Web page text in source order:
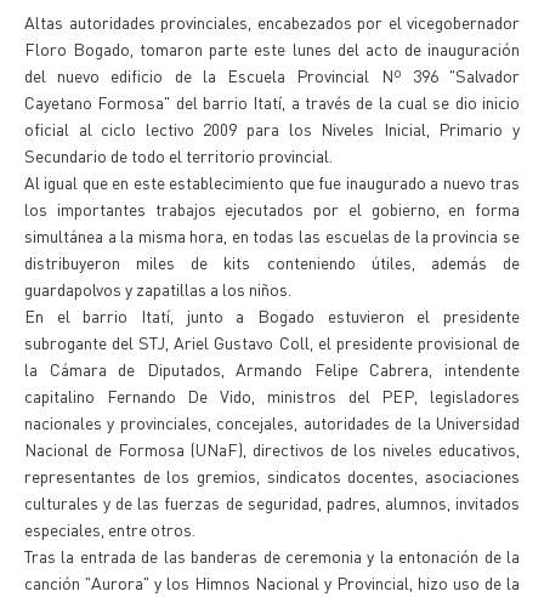
Altas autoridades provinciales, encabezados por el vicegobernador
Floro Bogado, tomaron parte este lunes del acto de inauguración
del nuevo edificio de la Escuela Provincial Nº 396 "Salvador
Cayetano Formosa" del barrio Itatí, a través de la cual se dio inicio
oficial al ciclo lectivo 2009 para los Niveles Inicial, Primario y
Secundario de todo el territorio provincial.
Al igual que en este establecimiento que fue inaugurado a nuevo tras
los importantes trabajos ejecutados por el gobierno, en forma
simultánea a la misma hora, en todas las escuelas de la provincia se
distribuyeron miles de kits conteniendo útiles, además de
guardapolvos y zapatillas a los niños.
En el barrio Itatí, junto a Bogado estuvieron el presidente
subrogante del STJ, Ariel Gustavo Coll, el presidente provisional de
la Cámara de Diputados, Armando Felipe Cabrera, intendente
capitalino Fernando De Vido, ministros del PEP, legisladores
nacionales y provinciales, concejales, autoridades de la Universidad
Nacional de Formosa (UNaF), directivos de los niveles educativos,
representantes de los gremios, sindicatos docentes, asociaciones
culturales y de las fuerzas de seguridad, padres, alumnos, invitados
especiales, entre otros.
Tras la entrada de las banderas de ceremonia y la entonación de la
canción "Aurora" y los Himnos Nacional y Provincial, hizo uso de la